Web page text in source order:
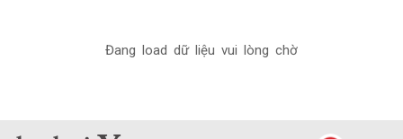
Đang load dữ liệu vui lòng chờ